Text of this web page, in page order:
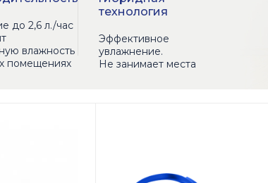
до 2,6 л./час
влажность
помещениях
технология
Эффективное
увлажнение.
Не занимает места